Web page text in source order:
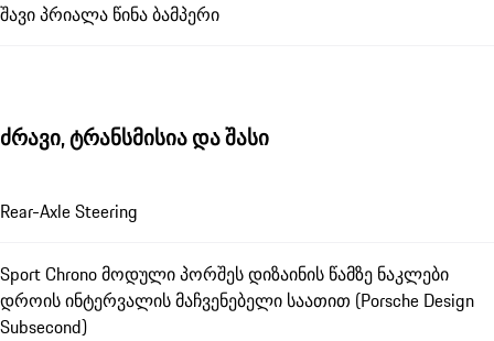
შავი პრიალა წინა ბამპერი
ძრავი, ტრანსმისია და შასი
Rear-Axle Steering
Sport Chrono მოდული პორშეს დიზაინის წამზე ნაკლები
დროის ინტერვალის მაჩვენებელი საათით (Porsche Design
Subsecond)